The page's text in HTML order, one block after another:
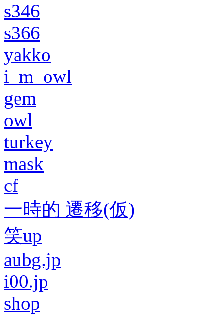
s346
s366
yakko
i_m_owl
gem
owl
turkey
mask
cf
一時的 遷移(仮)
笑up
aubg.jp
i00.jp
shop